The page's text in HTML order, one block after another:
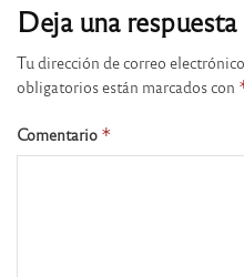
Deja una respuesta
Tu dirección de correo
obligatorios están marcados con
Comentario *